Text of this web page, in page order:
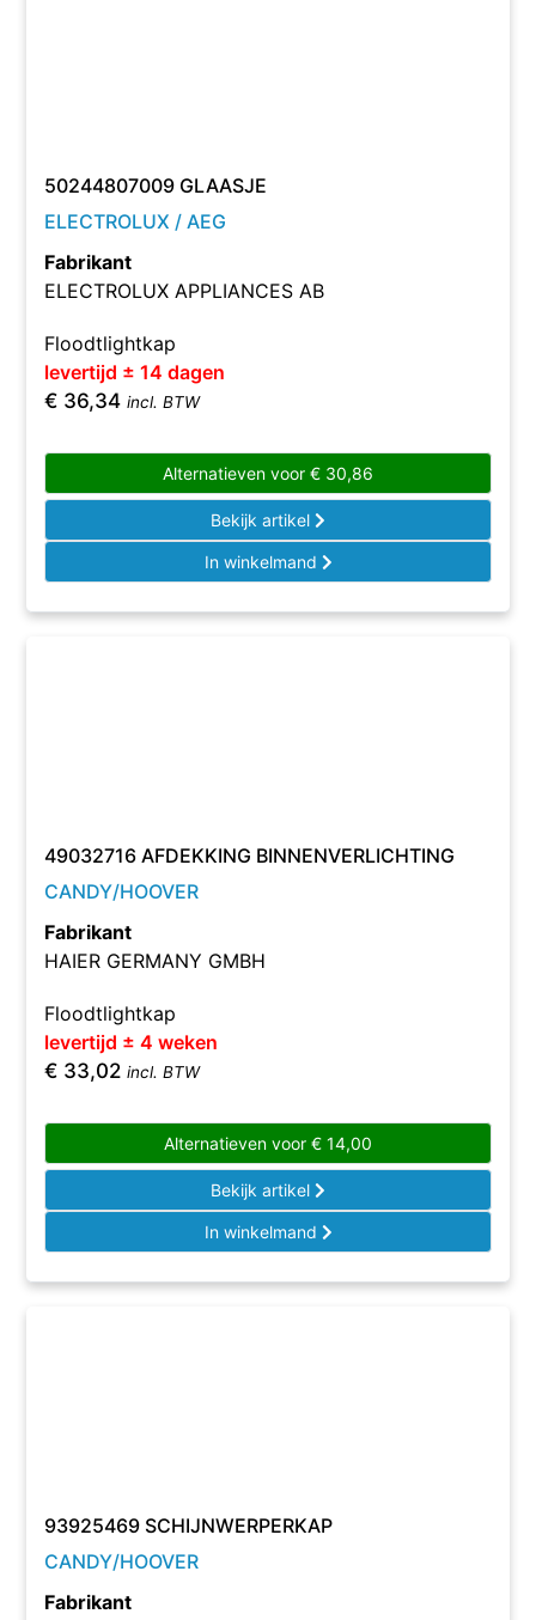
50244807009 GLAASJE
ELECTROLUX / AEG
Fabrikant
ELECTROLUX APPLIANCES AB
Floodtlightkap
levertijd ± 14 dagen
€ 36,34 incl. BTW
Alternatieven voor € 30,86
Bekijk artikel
In winkelmand
49032716 AFDEKKING BINNENVERLICHTING
CANDY/HOOVER
Fabrikant
HAIER GERMANY GMBH
Floodtlightkap
levertijd ± 4 weken
€ 33,02 incl. BTW
Alternatieven voor € 14,00
Bekijk artikel
In winkelmand
93925469 SCHIJNWERPERKAP
CANDY/HOOVER
Fabrikant